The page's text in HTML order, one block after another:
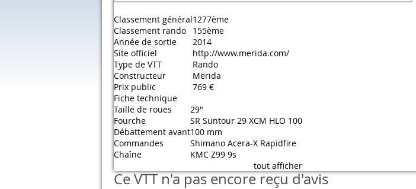
Classement général1277ème
Classement rando
155ème
Année de sortie
2014
Site officiel
http://www.merida.com/
Type de VTT
Rando
Constructeur
Merida
Prix public
769 €
Fiche technique
Taille de roues
29"
Fourche
SR Suntour 29 XCM HLO 100
Débattement avant100 mm
Commandes
Shimano Acera-X Rapidfire
Chaîne
KMC Z99 9s
tout afficher
Ce VTT n'a pas encore reçu d'avis